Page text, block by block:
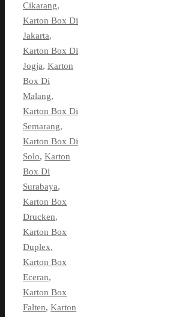
Cikarang,
Karton Box Di
Jakarta,
Karton Box Di
Jogja, Karton
Box Di
Malang,
Karton Box Di
Semarang,
Karton Box Di
Solo, Karton
Box Di
Surabaya,
Karton Box
Drucken,
Karton Box
Duplex,
Karton Box
Eceran,
Karton Box
Falten, Karton